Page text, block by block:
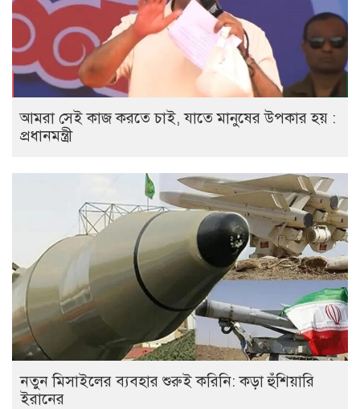
আমরা সেই কাজ করতে চাই, যাতে মানুষের উপকার হয় :
প্রধানমন্ত্রী
নতুন মিসাইলের ব্যবহার শুরুই করিনি: কড়া হুঁশিয়ারি
ইরানের